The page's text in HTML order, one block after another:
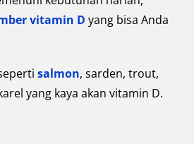
vitamin D yang bisa Anda
salmon, sarden, trout,
yang kaya akan vitamin D.